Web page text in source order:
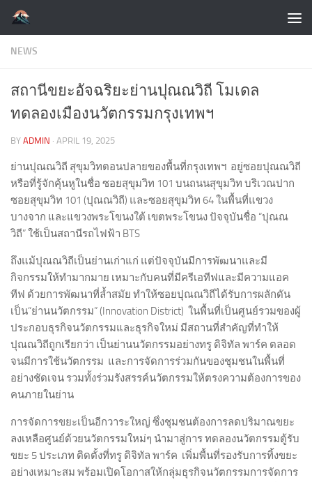
Skip to content
NEWS
สถานีขยะอัจฉริยะย่านปุณณวิถี โมเดล
ทดลองเมืองนวัตกรรมกรุงเทพฯ
BY ADMIN · APRIL 19, 2025
ย่านปุณณวิถี สุขุมวิทตอนปลายของพื้นที่กรุงเทพฯ อยู่ซอยปุณณวิถี
หรือที่รู้จักคุ้นหูในชื่อ ซอยสุขุมวิท 101 บนถนนสุขุมวิท บริเวณปาก
ซอยสุขุมวิท 101 (ปุณณวิถี) และซอยสุขุมวิท 64 ในพื้นที่แขวง
บางจาก และแขวงพระโขนงใต้ เขตพระโขนง ปัจจุบันชื่อ “ปุณณ
วิถี” ใช้เป็นสถานีรถไฟฟ้า BTS
ถึงแม้ปุณณวิถีเป็นย่านเก่าแก่ แต่ปัจจุบันมีการพัฒนาและมี
กิจกรรมให้ทำมากมาย เหมาะกับคนที่มีครีเอทีฟและมีความแอค
ทีฟ ด้วยการพัฒนาที่ล้ำสมัย ทำให้ซอยปุณณวิถีได้รับการผลักดัน
เป็น“ย่านนวัตกรรม” (Innovation District) ในพื้นที่เป็นศูนย์รวมของผู้
ประกอบธุรกิจนวัตกรรมและธุรกิจใหม่ มีสถานที่สำคัญที่ทำให้
ปุณณวิถีถูกเรียกว่า เป็นย่านนวัตกรรมอย่างทรู ดิจิทัล พาร์ค ตลอด
จนมีการใช้นวัตกรรม และการจัดการร่วมกันของชุมชนในพื้นที่
อย่างชัดเจน รวมทั้งร่วมรังสรรค์นวัตกรรมให้ตรงความต้องการของ
คนภายในย่าน
การจัดการขยะเป็นอีกวาระใหญ่ ซึ่งชุมชนต้องการลดปริมาณขยะ
ลงเหลือศูนย์ด้วยนวัตกรรมใหม่ๆ นำมาสู่การ ทดลองนวัตกรรมตู้รับ
ขยะ 5 ประเภท ติดตั้งที่ทรู ดิจิทัล พาร์ค เพิ่มพื้นที่รองรับการทิ้งขยะ
อย่างเหมาะสม พร้อมเปิดโอกาสให้กลุ่มธุรกิจนวัตกรรมการจัดการ